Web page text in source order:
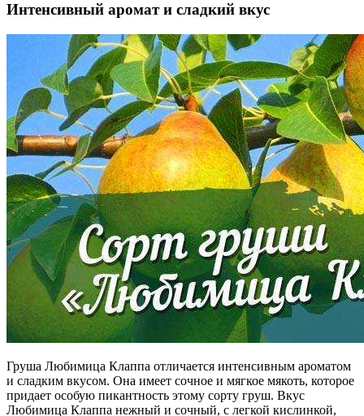
Интенсивный аромат и сладкий вкус
Груша Любимица Клаппа отличается интенсивным ароматом
и сладким вкусом. Она имеет сочное и мягкое мякоть, которое
придает особую пикантность этому сорту груш. Вкус
Любимица Клаппа нежный и сочный, с легкой кислинкой,